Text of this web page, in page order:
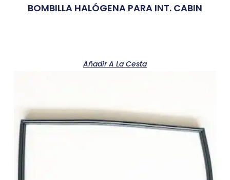
BOMBILLA HALÓGENA PARA INT. CABIN
Añadir A La Cesta